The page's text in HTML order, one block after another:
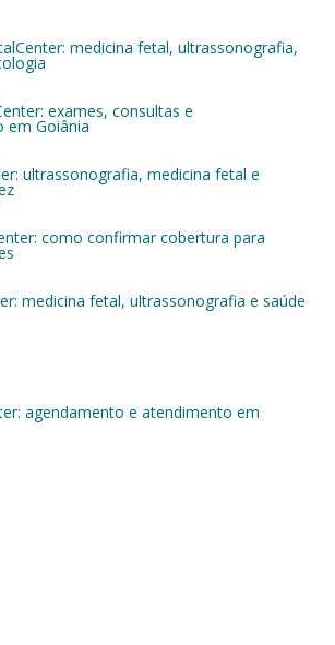
medicina fetal, ultrassonografia,
exames, consultas e
em Goiânia
ultrassonografia, medicina fetal e
como confirmar cobertura para
medicina fetal, ultrassonografia e saúde
agendamento e atendimento em